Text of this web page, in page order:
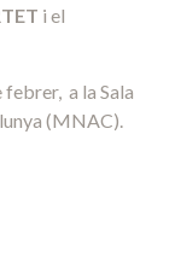
i el
a la Sala
(MNAC).